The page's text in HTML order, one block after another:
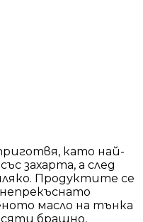
като най-
захарта, а след
Продуктите се
масло на тънка
брашно,